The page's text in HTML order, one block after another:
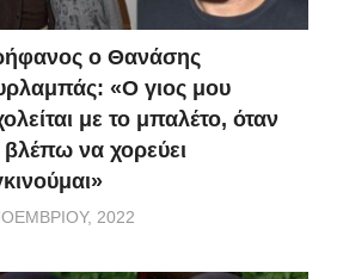
ο Θανάσης
«Ο γιος μου
με το μπαλέτο, όταν
βλέπω να χορεύει
2022